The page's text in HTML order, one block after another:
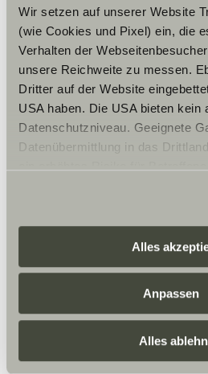
Wir setzen auf unserer Website
(wie Cookies und Pixel) ein, die
Verhalten der
unsere Reichweite zu messen.
Dritter auf der Website
USA haben. Die USA bieten kein
Datenschutzniveau. Geeignete
Datenübermittlung in das
zustehen. Eingesetzte
eigene Zwecke verarbeiten und
zusammenführen. Weitere
Datenschutzerklärung
einzelne Cookies/Dienste in den
erteilen Sie uns Ihre Einwilligung
Daten zu den genannten
freiwillig, für den Besuch der
Alles
Anpassen
Alles
centré sur soi.
Quels lieux
découvrir ?